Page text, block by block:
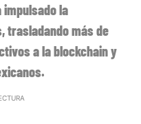
impulsado la
trasladando más de
a la blockchain y